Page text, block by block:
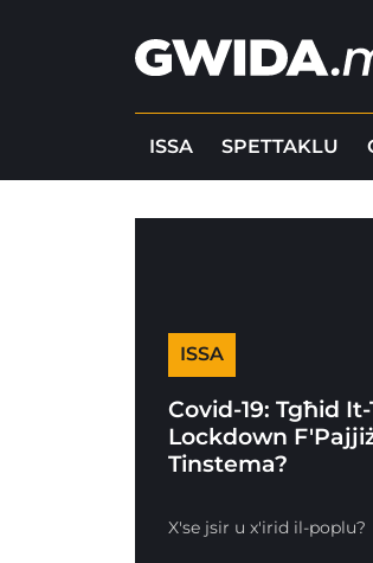
ISSA SPETTAKLU
ISSA
Covid-19: Tgħid
Lockdown
Tinstema?
X'se jsir u x'irid il-poplu?